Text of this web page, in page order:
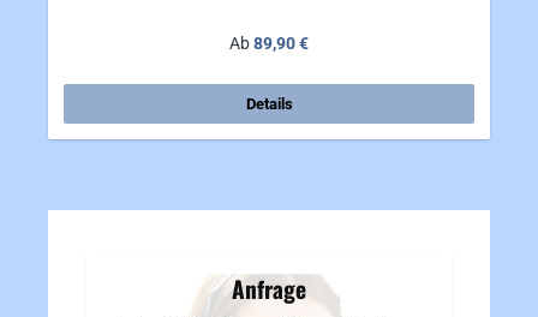
Regulärer Preis:
Ab89,90 €
Details
Anfrage